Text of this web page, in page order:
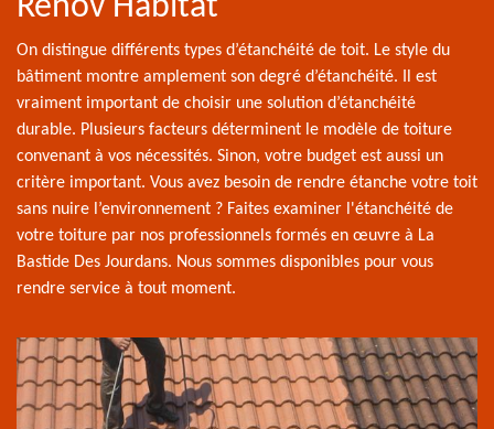
Renov Habitat
On distingue différents types d’étanchéité de toit. Le style du
bâtiment montre amplement son degré d’étanchéité. Il est
vraiment important de choisir une solution d’étanchéité
durable. Plusieurs facteurs déterminent le modèle de toiture
convenant à vos nécessités. Sinon, votre budget est aussi un
critère important. Vous avez besoin de rendre étanche votre toit
sans nuire l’environnement ? Faites examiner l'étanchéité de
votre toiture par nos professionnels formés en œuvre à La
Bastide Des Jourdans. Nous sommes disponibles pour vous
rendre service à tout moment.